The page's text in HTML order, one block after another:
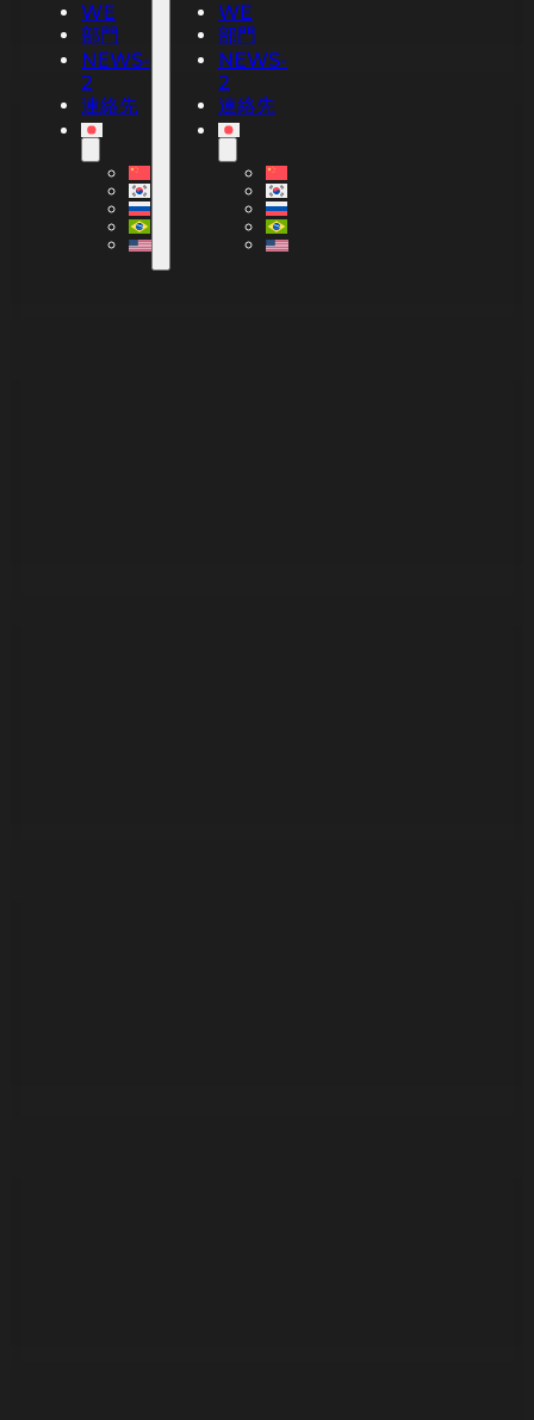
WE
部門
NEWS-
2
連絡先
WE
部門
NEWS-
2
連絡先